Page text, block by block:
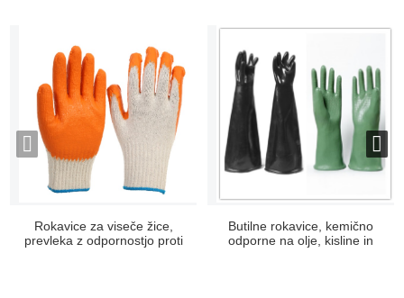
Rokavice za viseče žice,
prevleka z odpornostjo proti
Butilne rokavice, kemično
odporne na olje, kisline in